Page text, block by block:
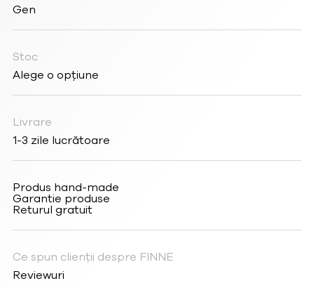
Gen
Stoc
Alege o opțiune
Livrare
1-3 zile lucrătoare
Produs hand-made
Garantie produse
Returul gratuit
Ce spun clienții despre FINNE
Reviewuri